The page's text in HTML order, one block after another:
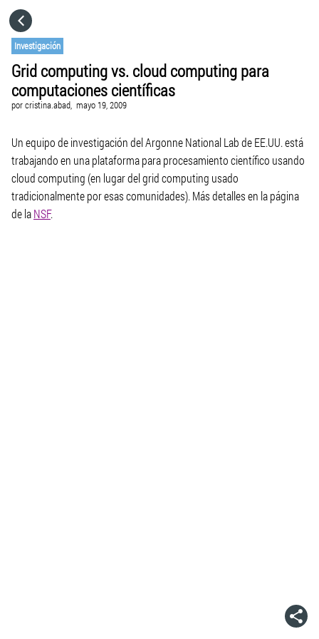
Investigación
Grid computing vs. cloud computing para
computaciones científicas
porcristina.abad, mayo 19, 2009
Un equipo de investigación del Argonne National Lab de EE.UU. está
trabajando en una plataforma para procesamiento científico usando
cloud computing (en lugar del grid computing usado
tradicionalmente por esas comunidades). Más detalles en la página
de laNSF.
CATEGORÍAS
VISITA EL SITIO WEB